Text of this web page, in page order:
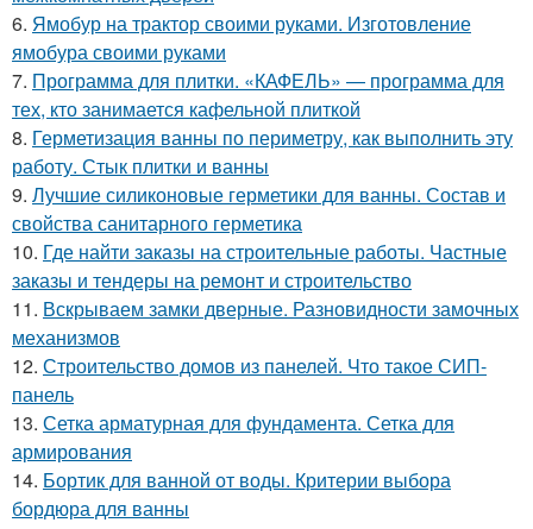
6. Ямобур на трактор своими руками. Изготовление
ямобура своими руками
7. Программа для плитки. «КАФЕЛЬ» — программа для
тех, кто занимается кафельной плиткой
8. Герметизация ванны по периметру, как выполнить эту
работу. Стык плитки и ванны
9. Лучшие силиконовые герметики для ванны. Состав и
свойства санитарного герметика
10. Где найти заказы на строительные работы. Частные
заказы и тендеры на ремонт и строительство
11. Вскрываем замки дверные. Разновидности замочных
механизмов
12. Строительство домов из панелей. Что такое СИП-
панель
13. Сетка арматурная для фундамента. Сетка для
армирования
14. Бортик для ванной от воды. Критерии выбора
бордюра для ванны